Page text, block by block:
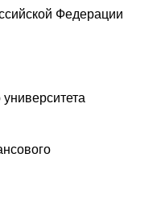
Федерации